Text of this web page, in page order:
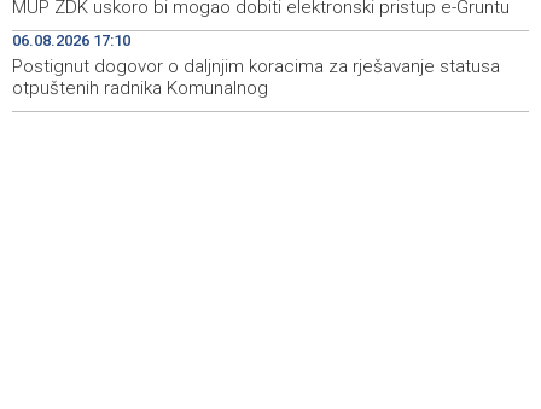
Europske unije
19:16
Soreca says SEPA application marks important
milestone on BiH's EU path
MUP ZDK uskoro bi mogao dobiti elektronski pristup e-Gruntu
06.08.2026 17:10
Postignut dogovor o daljnjim koracima za rješavanje statusa
otpuštenih radnika Komunalnog